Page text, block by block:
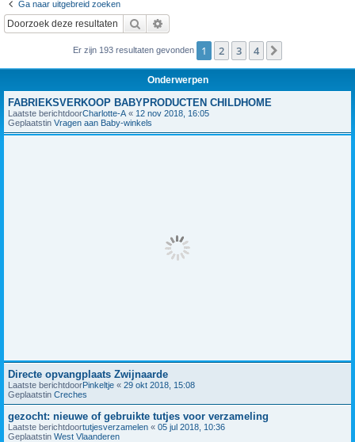
Ga naar uitgebreid zoeken
Zoek
Er zijn 193 resultaten gevonden 1 2 3 4
Onderwerpen
FABRIEKSVERKOOP BABYPRODUCTEN CHILDHOME
Laatste berichtdoorCharlotte-A « 12 nov 2018, 16:05
Geplaatstin Vragen aan Baby-winkels
Directe opvangplaats Zwijnaarde
Laatste berichtdoorPinkeltje « 29 okt 2018, 15:08
Geplaatstin Creches
gezocht: nieuwe of gebruikte tutjes voor verzameling
Laatste berichtdoortutjesverzamelen « 05 jul 2018, 10:36
Geplaatstin West Vlaanderen